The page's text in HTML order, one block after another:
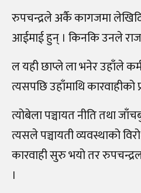
रुपचन्द्रले अर्कै कागजमा
आईमाई हुन् । किनकि उनले
ल यही छाप्ले ला भनेर उहाँले
त्यसपछि उहाँमाथि कारवाहीको
त्योबेला पञ्चायत नीति तथा
त्यसले पञ्चायती व्यवस्थाको
कारवाही सुरु भयो तर
।